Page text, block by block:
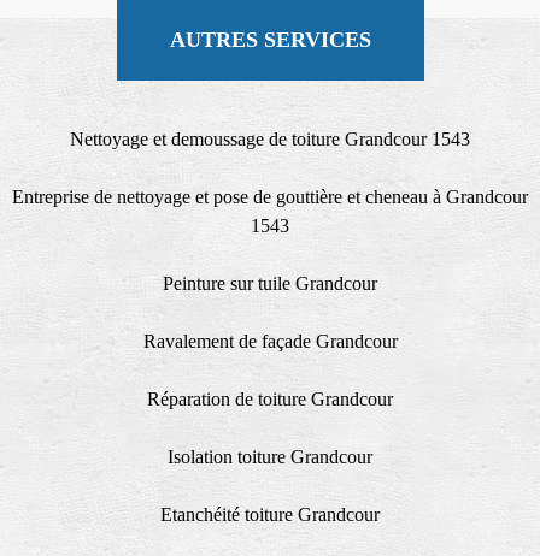
AUTRES SERVICES
Nettoyage et demoussage de toiture Grandcour 1543
Entreprise de nettoyage et pose de gouttière et cheneau à Grandcour
1543
Peinture sur tuile Grandcour
Ravalement de façade Grandcour
Réparation de toiture Grandcour
Isolation toiture Grandcour
Etanchéité toiture Grandcour